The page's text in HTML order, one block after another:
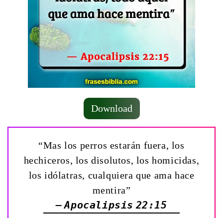
Download
“Mas los perros estarán fuera, los
hechiceros, los disolutos, los homicidas,
los idólatras, cualquiera que ama hace
mentira”
— Apocalipsis 22:15